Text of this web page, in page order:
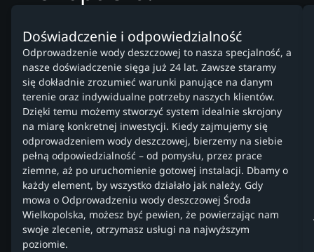
Doświadczenie i odpowiedzialność
Odprowadzenie wody deszczowej to nasza specjalność, a
nasze doświadczenie sięga już 24 lat. Zawsze staramy
się dokładnie zrozumieć warunki panujące na danym
terenie oraz indywidualne potrzeby naszych klientów.
Dzięki temu możemy stworzyć system idealnie skrojony
na miarę konkretnej inwestycji. Kiedy zajmujemy się
odprowadzeniem wody deszczowej, bierzemy na siebie
pełną odpowiedzialność – od pomysłu, przez prace
ziemne, aż po uruchomienie gotowej instalacji. Dbamy o
każdy element, by wszystko działało jak należy. Gdy
mowa o Odprowadzeniu wody deszczowej Środa
Wielkopolska, możesz być pewien, że powierzając nam
swoje zlecenie, otrzymasz usługi na najwyższym
poziomie.